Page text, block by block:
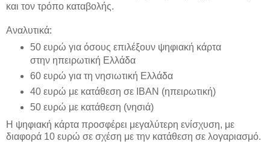
και τον τρόπο καταβολής.
Αναλυτικά:
50 ευρώ για όσους επιλέξουν ψηφιακή κάρτα
στην ηπειρωτική Ελλάδα
60 ευρώ για τη νησιωτική Ελλάδα
40 ευρώ με κατάθεση σε IBAN (ηπειρωτική)
50 ευρώ με κατάθεση (νησιά)
Η ψηφιακή κάρτα προσφέρει μεγαλύτερη ενίσχυση, με
διαφορά 10 ευρώ σε σχέση με την κατάθεση σε λογαριασμό.